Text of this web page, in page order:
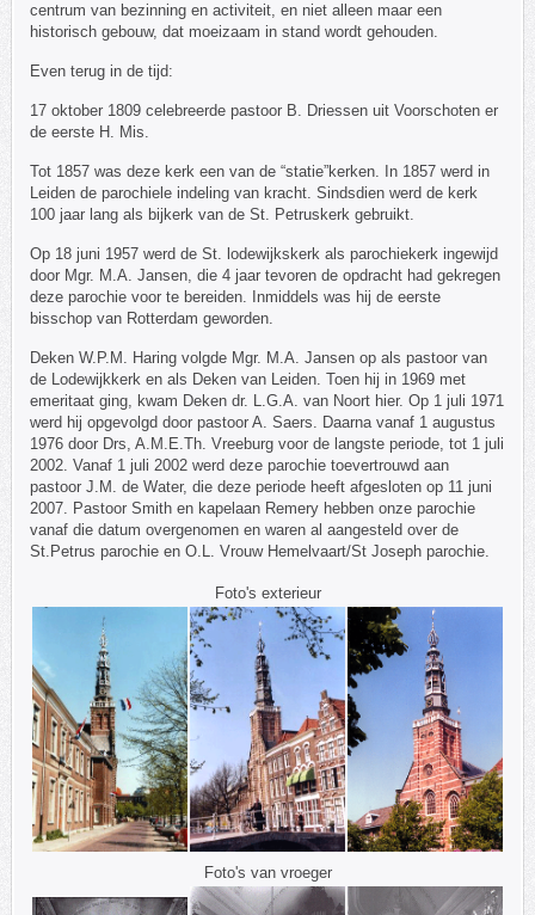
centrum van bezinning en activiteit, en niet alleen maar een
historisch gebouw, dat moeizaam in stand wordt gehouden.
Even terug in de tijd:
17 oktober 1809 celebreerde pastoor B. Driessen uit Voorschoten er
de eerste H. Mis.
Tot 1857 was deze kerk een van de “statie”kerken. In 1857 werd in
Leiden de parochiele indeling van kracht. Sindsdien werd de kerk
100 jaar lang als bijkerk van de St. Petruskerk gebruikt.
Op 18 juni 1957 werd de St. lodewijkskerk als parochiekerk ingewijd
door Mgr. M.A. Jansen, die 4 jaar tevoren de opdracht had gekregen
deze parochie voor te bereiden. Inmiddels was hij de eerste
bisschop van Rotterdam geworden.
Deken W.P.M. Haring volgde Mgr. M.A. Jansen op als pastoor van
de Lodewijkkerk en als Deken van Leiden. Toen hij in 1969 met
emeritaat ging, kwam Deken dr. L.G.A. van Noort hier. Op 1 juli 1971
werd hij opgevolgd door pastoor A. Saers. Daarna vanaf 1 augustus
1976 door Drs, A.M.E.Th. Vreeburg voor de langste periode, tot 1 juli
2002. Vanaf 1 juli 2002 werd deze parochie toevertrouwd aan
pastoor J.M. de Water, die deze periode heeft afgesloten op 11 juni
2007. Pastoor Smith en kapelaan Remery hebben onze parochie
vanaf die datum overgenomen en waren al aangesteld over de
St.Petrus parochie en O.L. Vrouw Hemelvaart/St Joseph parochie.
Foto's exterieur
Foto's van vroeger